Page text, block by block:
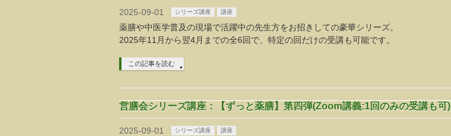
2025-09-01 シリーズ講座 講座
薬膳や中医学普及の現場で活躍中の先生方をお招きしての豪華シリーズ。
2025年11月から翌4月までの全6回で、特定の回だけの受講も可能です。
この記事を読む
営膳会シリーズ講座：【ずっと薬膳】第四弾(Zoom講義:1回のみの受講も可)
2025-09-01 シリーズ講座 講座